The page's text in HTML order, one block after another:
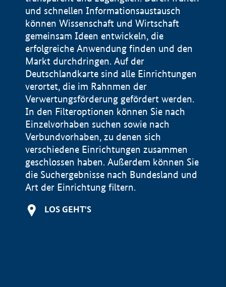
und schnellen Informationsaustausch
können Wissenschaft und Wirtschaft
gemeinsam Ideen entwickeln, die
erfolgreiche Anwendung finden und den
Markt durchdringen. Auf der
Deutschlandkarte sind alle Einrichtungen
verortet, die im Rahnmen der
Verwertungsförderung gefördert werden.
In den Filteroptionen können Sie nach
Einzelvorhaben suchen sowie nach
Verbundvorhaben, zu denen sich
verschiedene Einrichtungen zusammen
geschlossen haben. Außerdem können Sie
die Suchergebnisse nach Bundesland und
Art der Einrichtung filtern.
LOS GEHT'S